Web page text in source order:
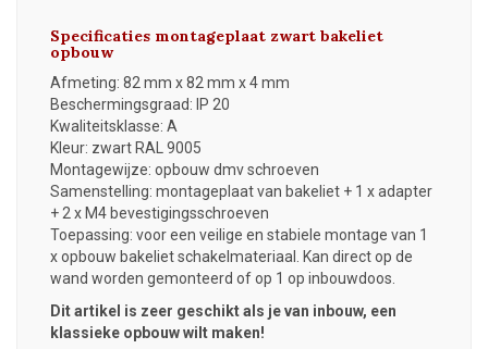
Specificaties montageplaat zwart bakeliet
opbouw
Afmeting: 82 mm x 82 mm x 4 mm
Beschermingsgraad: IP 20
Kwaliteitsklasse: A
Kleur: zwart RAL 9005
Montagewijze: opbouw dmv schroeven
Samenstelling: montageplaat van bakeliet + 1 x adapter
+ 2 x M4 bevestigingsschroeven
Toepassing: voor een veilige en stabiele montage van 1
x opbouw bakeliet schakelmateriaal. Kan direct op de
wand worden gemonteerd of op 1 op inbouwdoos.
Dit artikel is zeer geschikt als je van inbouw, een
klassieke opbouw wilt maken!